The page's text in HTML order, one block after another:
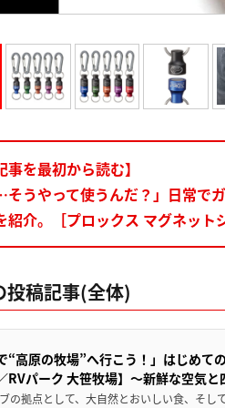
事を最初から読む】
そうやって使うんだ？」日常で
紹介。［プロックス マグネット
投稿記事(全体)
“高原の牧場”へ行こう！」はじめ
RVパーク 大笹牧場】～新鮮な空気
の拠点として、大自然とおいしい食、そし